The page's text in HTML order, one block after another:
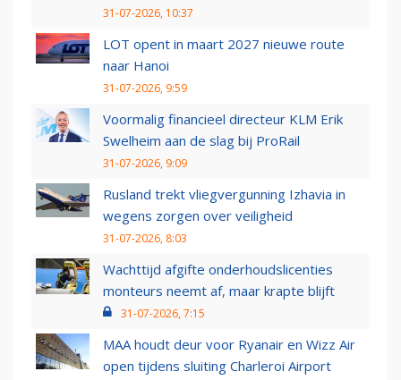
31-07-2026, 10:37
LOT opent in maart 2027 nieuwe route
naar Hanoi
31-07-2026, 9:59
Voormalig financieel directeur KLM Erik
Swelheim aan de slag bij ProRail
31-07-2026, 9:09
Rusland trekt vliegvergunning Izhavia in
wegens zorgen over veiligheid
31-07-2026, 8:03
Wachttijd afgifte onderhoudslicenties
monteurs neemt af, maar krapte blijft
31-07-2026, 7:15
MAA houdt deur voor Ryanair en Wizz Air
open tijdens sluiting Charleroi Airport